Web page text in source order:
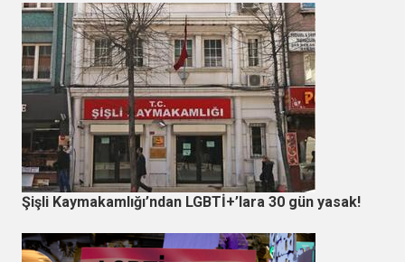
Şişli Kaymakamlığı’ndan LGBTİ+’lara 30 gün yasak!